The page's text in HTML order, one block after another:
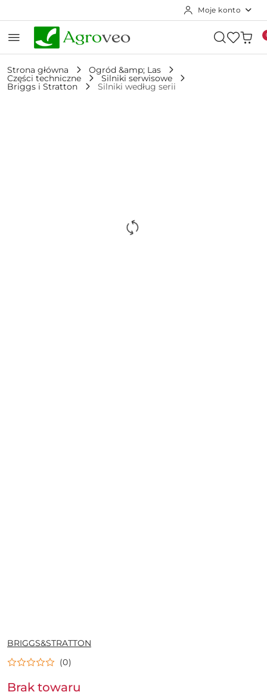
Moje konto
Strona główna Ogród &amp; Las
Części techniczne Silniki serwisowe
Briggs i Stratton Silniki według serii
NAZWA
PRODUCENTA:
BRIGGS&STRATTON
(0)
Brak towaru